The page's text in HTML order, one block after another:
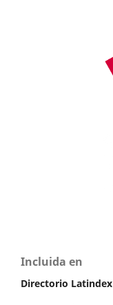
Incluida en
Directorio Latindex